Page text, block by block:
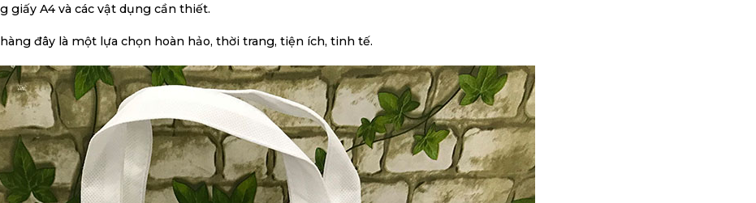
giấy A4 và các vật dụng cần thiết.
đây là một lựa chọn hoàn hảo, thời trang, tiện ích, tinh tế.